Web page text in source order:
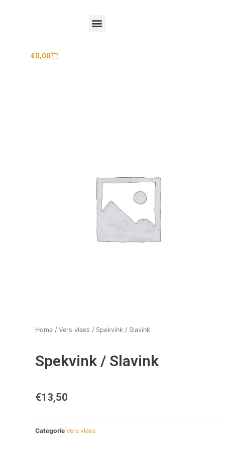
€0,00
Home / Vers vlees / Spekvink / Slavink
Spekvink / Slavink
€13,50
Categorie Vers vlees